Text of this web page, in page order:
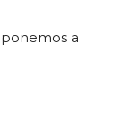
a